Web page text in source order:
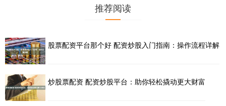
推荐阅读
股票配资平台那个好 配资炒股入门指南：操作流程详解
炒股票配资 配资炒股平台：助你轻松撬动更大财富